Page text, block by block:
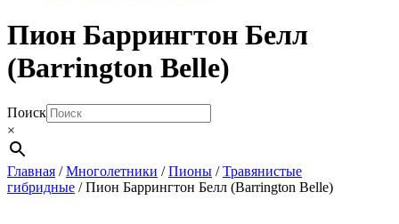
Пион Баррингтон Белл
(Barrington Belle)
Поиск
×
Главная /Многолетники /Пионы /Травянистые
гибридные / Пион Баррингтон Белл (Barrington Belle)